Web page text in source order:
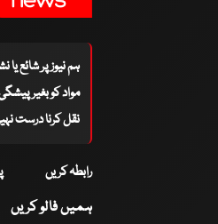
ہم نیوز پر شائع
مواد کو بغیر
نقل کرنا درست
رابطہ کریں
ہمیں فالو کریں